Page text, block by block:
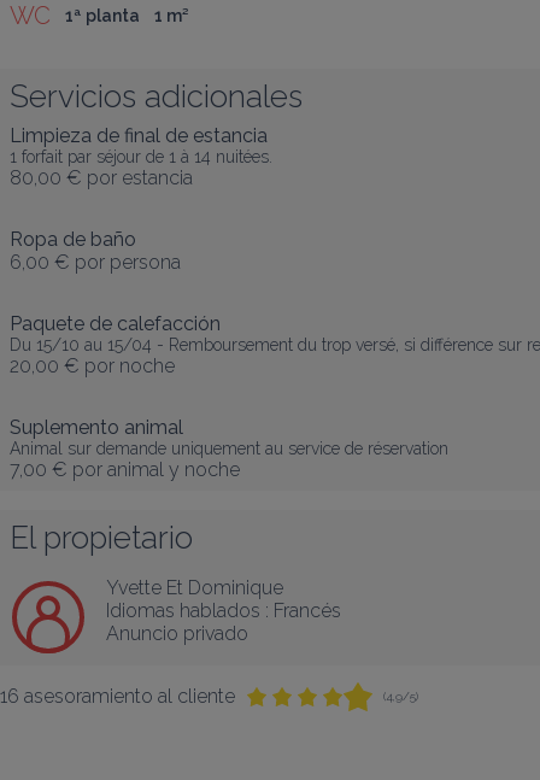
WC 1ª planta 1 m²
Servicios adicionales
Limpieza de final de estancia
1 forfait par séjour de 1 à 14 nuitées.
80,00 € por estancia
Ropa de baño
6,00 € por persona
Paquete de calefacción
Du 15/10 au 15/04 - Remboursement du trop versé, si différence sur
20,00 € por noche
Suplemento animal
Animal sur demande uniquement au service de réservation
7,00 € por animal y noche
El propietario
Yvette Et Dominique
Idiomas hablados : Francés
Anuncio privado
16 asesoramiento al cliente (4,9/5)